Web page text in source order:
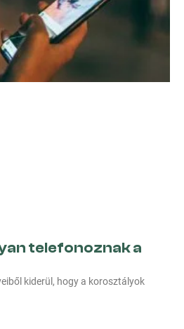
telefonoznak a
kiderül, hogy a korosztályok